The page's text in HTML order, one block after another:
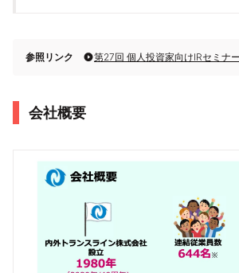
参照リンク
会社概要